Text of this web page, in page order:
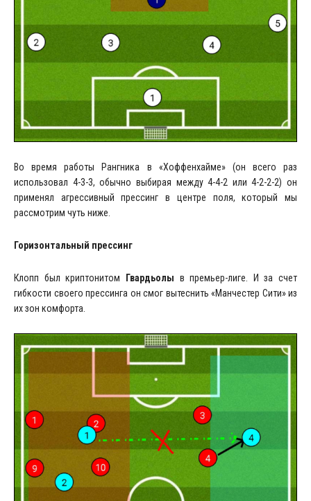
Во время работы Рангника в «Хоффенхайме» (он всего раз
использовал 4-3-3, обычно выбирая между 4-4-2 или 4-2-2-2) он
применял агрессивный прессинг в центре поля, который мы
рассмотрим чуть ниже.
Горизонтальный прессинг
Клопп был криптонитом Гвардьолы в премьер-лиге. И за счет
гибкости своего прессинга он смог вытеснить «Манчестер Сити» из
их зон комфорта.